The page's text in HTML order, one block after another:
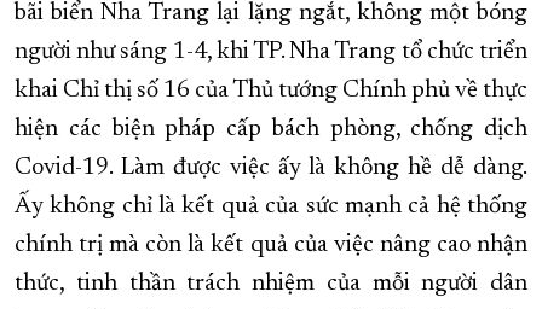
XÂY DỰNG NÔNG THÔN MỚI LỊCH CẮT ĐIỆN
TÀU - XE - MÁY BAY
KỶ NIỆM 370 NĂM XÂY DỰNG VÀ PHÁT TRIỂN TỈNH KHÁNH HÒA
KHOẢNH KHẮC ĐẸP XỨ TRẦM
XÂY DỰNG KHÁNH HÒA TRỞ THÀNH THÀNH PHỐ TRỰC THUỘC
ĐẠI HỘI ĐẢNG CÁC CẤP TRANG CHỦ VỀ BÁO KHÁNH HÒA
bãi biển Nha Trang lại lặng ngắt, không một bóng
người như sáng 1-4, khi TP. Nha Trang tổ chức triển
khai Chỉ thị số 16 của Thủ tướng Chính phủ về thực
hiện các biện pháp cấp bách phòng, chống dịch
Covid-19. Làm được việc ấy là không hề dễ dàng.
Ấy không chỉ là kết quả của sức mạnh cả hệ thống
chính trị mà còn là kết quả của việc nâng cao nhận
thức, tinh thần trách nhiệm của mỗi người dân